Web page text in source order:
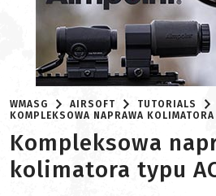
WMASG AIRSOFT
TUTORIALS
KOMPLEKSOWA NAPRAWA
Kompleksowa
kolimatora typu